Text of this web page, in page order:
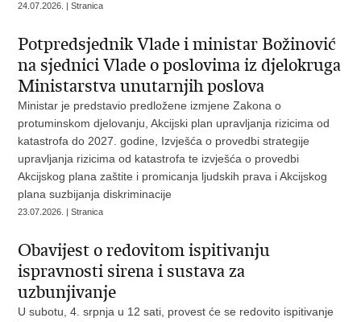
24.07.2026. | Stranica
Potpredsjednik Vlade i ministar Božinović
na sjednici Vlade o poslovima iz djelokruga
Ministarstva unutarnjih poslova
Ministar je predstavio predložene izmjene Zakona o
protuminskom djelovanju, Akcijski plan upravljanja rizicima od
katastrofa do 2027. godine, Izvješća o provedbi strategije
upravljanja rizicima od katastrofa te izvješća o provedbi
Akcijskog plana zaštite i promicanja ljudskih prava i Akcijskog
plana suzbijanja diskriminacije
23.07.2026. | Stranica
Obavijest o redovitom ispitivanju
ispravnosti sirena i sustava za
uzbunjivanje
U subotu, 4. srpnja u 12 sati, provest će se redovito ispitivanje